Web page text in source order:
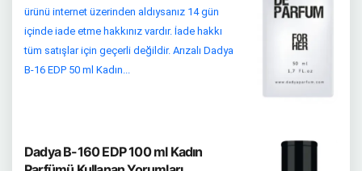
ürünü internet üzerinden aldıysanız 14 gün
içinde iade etme hakkınız vardır. İade hakkı
tüm satışlar için geçerli değildir. Arızalı Dadya
B-16 EDP 50 ml Kadın...
Dadya B-160 EDP 100 ml Kadın